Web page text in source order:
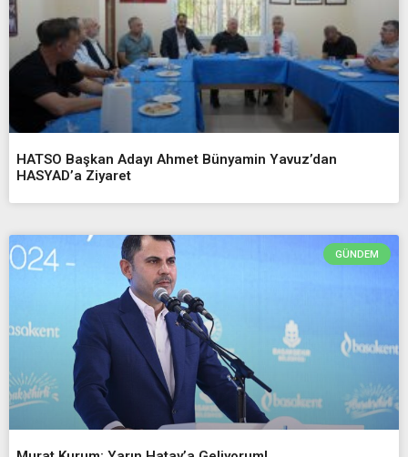
HATSO Başkan Adayı Ahmet Bünyamin Yavuz’dan
HASYAD’a Ziyaret
GÜNDEM